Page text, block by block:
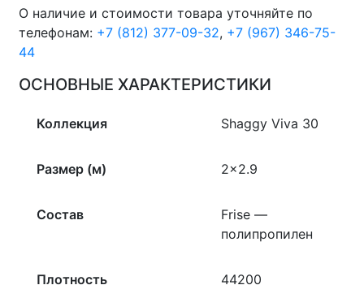
1
33300
quantity
О наличие и стоимости товара уточняйте по
телефонам: +7 (812) 377-09-32, +7 (967) 346-75-
44
ОСНОВНЫЕ ХАРАКТЕРИСТИКИ
Коллекция Shaggy Viva 30
Размер (м) 2×2.9
Состав
Frise —
полипропилен
Плотность 44200